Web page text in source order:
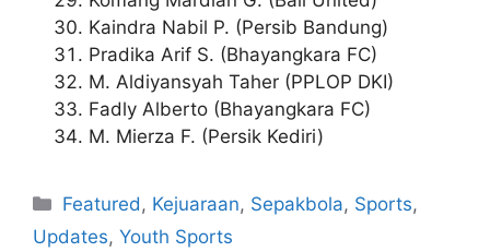
Kaindra Nabil P. (Persib Bandung)
Pradika Arif S. (Bhayangkara FC)
M. Aldiyansyah Taher (PPLOP DKI)
Fadly Alberto (Bhayangkara FC)
M. Mierza F. (Persik Kediri)
Featured, Kejuaraan, Sepakbola, Sports,
Updates, Youth Sports